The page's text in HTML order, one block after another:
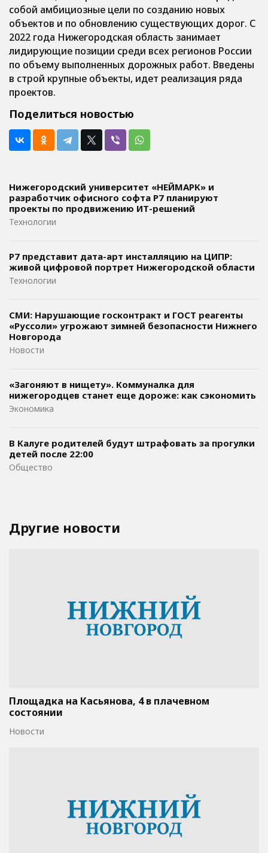
собой амбициозные цели по созданию новых
объектов и по обновлению существующих дорог. С
2022 года Нижегородская область занимает
лидирующие позиции среди всех регионов России
по объему выполненных дорожных работ. Введены
в строй крупные объекты, идет реализация ряда
проектов.
Поделиться новостью
Нижегородский университет «НЕЙМАРК» и
разработчик офисного софта P7 планируют
проекты по продвижению ИТ-решений
Технологии
Р7 представит дата-арт инсталляцию на ЦИПР:
живой цифровой портрет Нижегородской области
Технологии
СМИ: Нарушающие госконтракт и ГОСТ реагенты
«Руссоли» угрожают зимней безопасности Нижнего
Новгорода
Новости
«Загоняют в нищету». Коммуналка для
нижегородцев станет еще дороже: как сэкономить
Экономика
В Калуге родителей будут штрафовать за прогулки
детей после 22:00
Общество
Другие новости
Площадка на Касьянова, 4 в плачевном
состоянии
Новости